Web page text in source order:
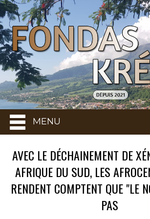
MENU
AVEC LE DÉCHAINEMENT DE
AFRIQUE DU SUD, LES
RENDENT COMPTENT QUE "LE
PAS